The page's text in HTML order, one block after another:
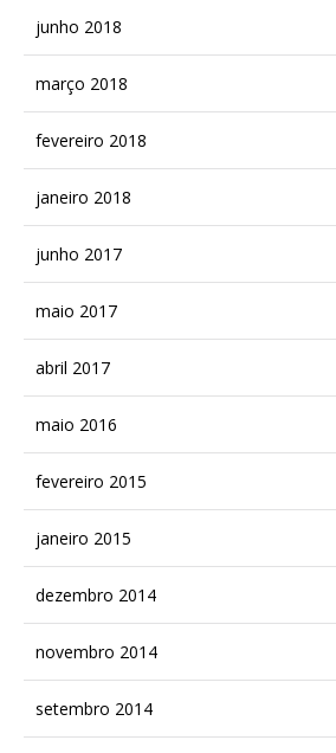
junho 2018
março 2018
fevereiro 2018
janeiro 2018
junho 2017
maio 2017
abril 2017
maio 2016
fevereiro 2015
janeiro 2015
dezembro 2014
novembro 2014
setembro 2014